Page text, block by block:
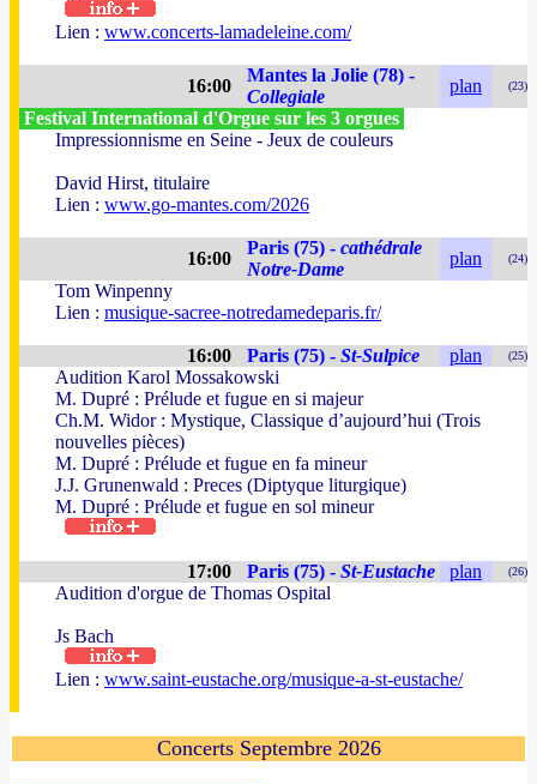
Lien : www.concerts-lamadeleine.com/
16:00
Mantes la Jolie (78) -
Collegiale
plan (23)
Festival International d'Orgue sur les 3 orgues
Impressionnisme en Seine - Jeux de couleurs
David Hirst, titulaire
Lien : www.go-mantes.com/2026
16:00
Paris (75) - cathédrale
Notre-Dame
plan (24)
Tom Winpenny
Lien : musique-sacree-notredamedeparis.fr/
16:00 Paris (75) - St-Sulpice plan (25)
Audition Karol Mossakowski
M. Dupré : Prélude et fugue en si majeur
Ch.M. Widor : Mystique, Classique d’aujourd’hui (Trois
nouvelles pièces)
M. Dupré : Prélude et fugue en fa mineur
J.J. Grunenwald : Preces (Diptyque liturgique)
M. Dupré : Prélude et fugue en sol mineur
17:00 Paris (75) - St-Eustache plan (26)
Audition d'orgue de Thomas Ospital
Js Bach
Lien : www.saint-eustache.org/musique-a-st-eustache/
Concerts Septembre 2026